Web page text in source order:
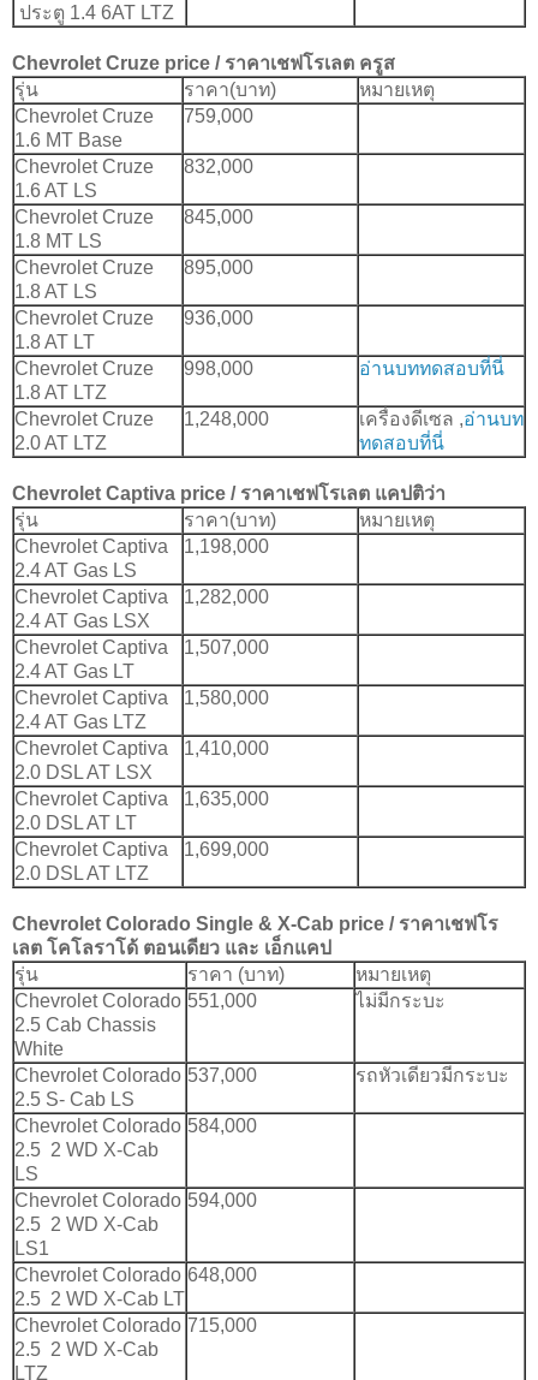
ประตู 1.4 6AT LTZ
Chevrolet Cruze price / ราคาเชฟโรเลต ครูส
รุ่น
ราคา(บาท)
หมายเหตุ
Chevrolet Cruze
1.6 MT Base
759,000
Chevrolet Cruze
1.6 AT LS
832,000
Chevrolet Cruze
1.8 MT LS
845,000
Chevrolet Cruze
1.8 AT LS
895,000
Chevrolet Cruze
1.8 AT LT
936,000
Chevrolet Cruze
1.8 AT LTZ
998,000 อ่านบททดสอบที่นี่
Chevrolet Cruze
2.0 AT LTZ
1,248,000 เครื่องดีเซล ,อ่านบท
ทดสอบที่นี่
Chevrolet Captiva price / ราคาเชฟโรเลต แคปติว่า
รุ่น
ราคา(บาท)
หมายเหตุ
Chevrolet Captiva
2.4 AT Gas LS
1,198,000
Chevrolet Captiva
2.4 AT Gas LSX
1,282,000
Chevrolet Captiva
2.4 AT Gas LT
1,507,000
Chevrolet Captiva
2.4 AT Gas LTZ
1,580,000
Chevrolet Captiva
2.0 DSL AT LSX
1,410,000
Chevrolet Captiva
2.0 DSL AT LT
1,635,000
Chevrolet Captiva
2.0 DSL AT LTZ
1,699,000
Chevrolet Colorado Single & X-Cab price / ราคาเชฟโร
เลต โคโลราโด้ ตอนเดียว และ เอ็กแคป
รุ่น
ราคา (บาท)
หมายเหตุ
Chevrolet Colorado
2.5 Cab Chassis
White
551,000 ไม่มีกระบะ
Chevrolet Colorado
2.5 S- Cab LS
537,000 รถหัวเดียวมีกระบะ
Chevrolet Colorado
2.5 2 WD X-Cab
LS
584,000
Chevrolet Colorado
2.5 2 WD X-Cab
LS1
594,000
Chevrolet Colorado
2.5 2 WD X-Cab LT
648,000
Chevrolet Colorado
2.5 2 WD X-Cab
LTZ
715,000